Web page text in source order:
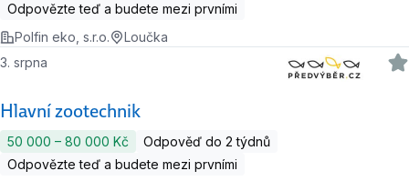
Odpovězte teď a budete mezi prvními
Polfin eko, s.r.o.
Loučka
Hlavní zootechnik
3. srpna
50 000 ‍–‍ 80 000 Kč
Odpověď do 2 týdnů
Odpovězte teď a budete mezi prvními